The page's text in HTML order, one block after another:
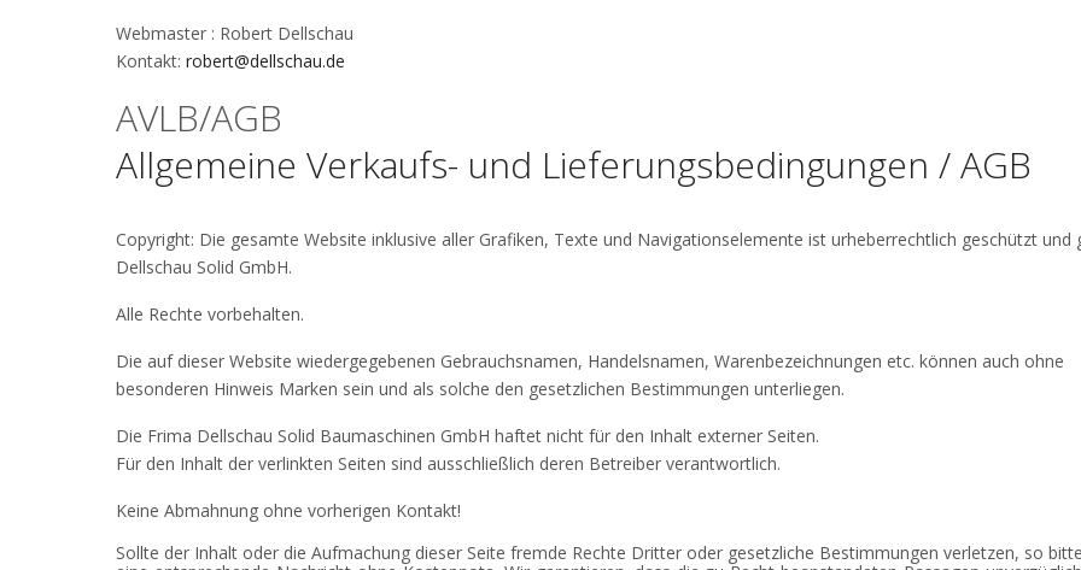
Webmaster : Robert Dellschau
Kontakt: robert@dellschau.de
AVLB/AGB
Allgemeine Verkaufs- und Lieferungsbedingungen / AGB
Copyright: Die gesamte Website inklusive aller Grafiken, Texte und Navigationselemente ist urheberrechtlich geschützt und
Dellschau Solid GmbH.
Alle Rechte vorbehalten.
Die auf dieser Website wiedergegebenen Gebrauchsnamen, Handelsnamen, Warenbezeichnungen etc. können auch ohne
besonderen Hinweis Marken sein und als solche den gesetzlichen Bestimmungen unterliegen.
Die Frima Dellschau Solid Baumaschinen GmbH haftet nicht für den Inhalt externer Seiten.
Für den Inhalt der verlinkten Seiten sind ausschließlich deren Betreiber verantwortlich.
Keine Abmahnung ohne vorherigen Kontakt!
Sollte der Inhalt oder die Aufmachung dieser Seite fremde Rechte Dritter oder gesetzliche Bestimmungen verletzen, so